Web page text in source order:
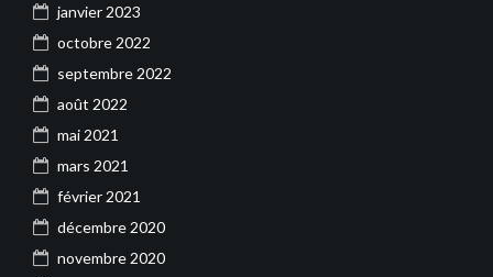
janvier 2023
octobre 2022
septembre 2022
août 2022
mai 2021
mars 2021
février 2021
décembre 2020
novembre 2020